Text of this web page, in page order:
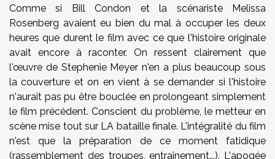
Comme si Bill Condon et la scénariste Melissa
Rosenberg avaient eu bien du mal à occuper les deux
heures que durent le film avec ce que l'histoire originale
avait encore à raconter. On ressent clairement que
l'œuvre de Stephenie Meyer n'en a plus beaucoup sous
la couverture et on en vient à se demander si l'histoire
n'aurait pas pu être bouclée en prolongeant simplement
le film précédent. Conscient du problème, le metteur en
scène mise tout sur LA bataille finale. L'intégralité du film
n'est que la préparation de ce moment fatidique
(rassemblement des troupes, entraînement...). L'apogée